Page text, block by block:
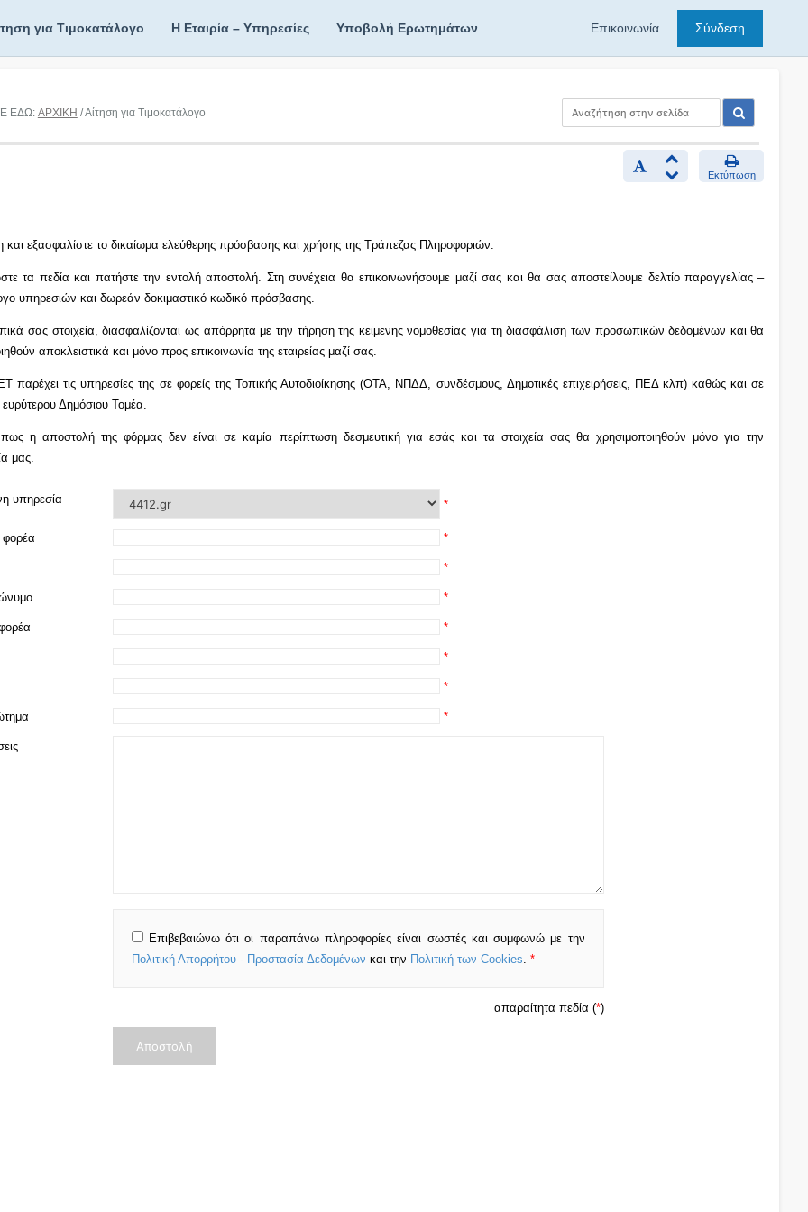
για Τιμοκατάλογο Η Εταιρία – Υπηρεσίες Υποβολή Ερωτημάτων Επικοινωνία Σύνδεση
ΕΔΩ: ΑΡΧΙΚΗ / Αίτηση για Τιμοκατάλογο
Εκτύπωση
και εξασφαλίστε το δικαίωμα ελεύθερης πρόσβασης και χρήσης της Τράπεζας Πληροφοριών.
τα πεδία και πατήστε την εντολή αποστολή. Στη συνέχεια θα επικοινωνήσουμε μαζί σας και θα σας αποστείλουμε δελτίο παραγγελίας –
υπηρεσιών και δωρεάν δοκιμαστικό κωδικό πρόσβασης.
σας στοιχεία, διασφαλίζονται ως απόρρητα με την τήρηση της κείμενης νομοθεσίας για τη διασφάλιση των προσωπικών δεδομένων και θα
αποκλειστικά και μόνο προς επικοινωνία της εταιρείας μαζί σας.
παρέχει τις υπηρεσίες της σε φορείς της Τοπικής Αυτοδιοίκησης (ΟΤΑ, ΝΠΔΔ, συνδέσμους, Δημοτικές επιχειρήσεις, ΠΕΔ κλπ) καθώς και σε
ευρύτερου Δημόσιου Τομέα.
πως η αποστολή της φόρμας δεν είναι σε καμία περίπτωση δεσμευτική για εσάς και τα στοιχεία σας θα χρησιμοποιηθούν μόνο για την
μας.
υπηρεσία *
*
*
*
*
*
*
*
Επιβεβαιώνω ότι οι παραπάνω πληροφορίες είναι σωστές και συμφωνώ με την
Πολιτική Απορρήτου - Προστασία Δεδομένων και την Πολιτική των Cookies. *
απαραίτητα πεδία (*)
Αποστολή